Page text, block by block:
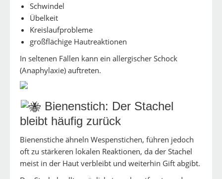
Schwindel
Übelkeit
Kreislaufprobleme
großflächige Hautreaktionen
In seltenen Fällen kann ein allergischer Schock
(Anaphylaxie) auftreten.
Bienenstich: Der Stachel
bleibt häufig zurück
Bienenstiche ähneln Wespenstichen, führen jedoch
oft zu stärkeren lokalen Reaktionen, da der Stachel
meist in der Haut verbleibt und weiterhin Gift abgibt.